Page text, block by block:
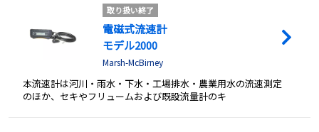
取り扱い終了
電磁式流速計
モデル2000
Marsh-McBirney
本流速計は河川・雨水・下水・工場排水・農業用水の流速測定
のほか、セキやフリュームおよび既設流量計のキ